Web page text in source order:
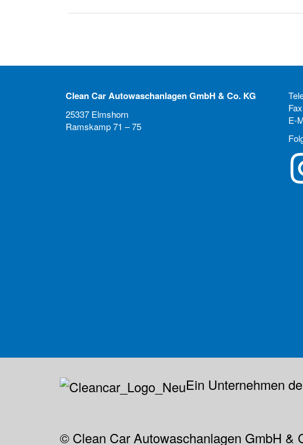
Clean Car Autowaschanlagen GmbH & Co. KG
25337 Elmshorn
Ramskamp 71 – 75
E-
Ein Unternehmen
© Clean Car Autowaschanlagen GmbH &